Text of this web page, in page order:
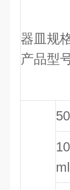
器皿规
产品型
ml